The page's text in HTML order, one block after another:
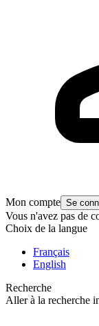
Mon compte Se
Vous n'avez pas de
Choix de la langue
Français
English
Recherche
Aller à la recherche